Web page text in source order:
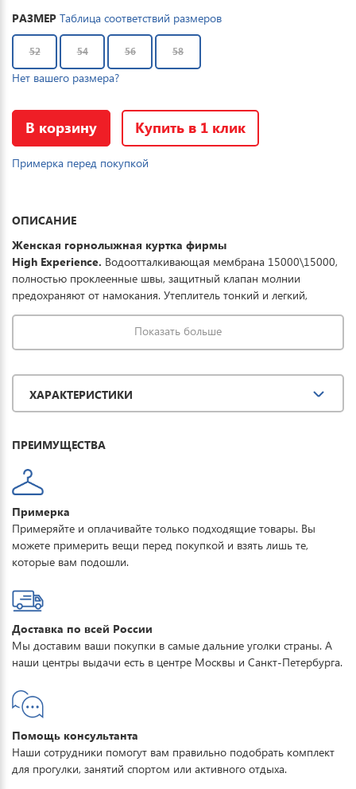
РАЗМЕР Таблица соответствий размеров
52 54 56 58
Нет вашего размера?
В корзину Купить в 1 клик
Примерка перед покупкой
ОПИСАНИЕ
Женская горнолыжная куртка фирмы
High Experience. Водоотталкивающая мембрана 15000\15000,
полностью проклеенные швы, защитный клапан молнии
предохраняют от намокания. Утеплитель тонкий и легкий,
выдерживает температурный режим до -40°. Отстегивающийся
регулируемый капюшон, карманы на молнии, отстегивающаяся
снежная юбка, дополнительная вентиляция обеспечивают
необходимом комфорте. Отличная модель для занятия зимними
видами спорта и прогулок.
Показать больше
ХАРАКТЕРИСТИКИ
ПРЕИМУЩЕСТВА
Примерка
Примеряйте и оплачивайте только подходящие товары. Вы
можете примерить вещи перед покупкой и взять лишь те,
которые вам подошли.
Доставка по всей России
Мы доставим ваши покупки в самые дальние уголки страны. А
наши центры выдачи есть в центре Москвы и Санкт-Петербурга.
Помощь консультанта
Наши сотрудники помогут вам правильно подобрать комплект
для прогулки, занятий спортом или активного отдыха.